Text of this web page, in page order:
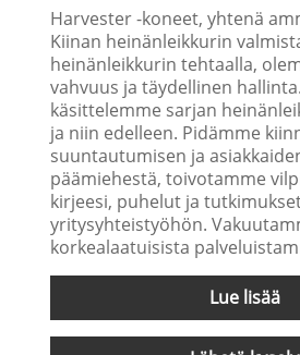
Harvester -koneet, yhtenä
Kiinan heinänleikkurin
heinänleikkurin tehtaalla,
vahvuus ja täydellinen
käsittelemme sarjan
ja niin edelleen. Pidämme
suuntautumisen ja
päämiehestä, toivotamme
kirjeesi, puhelut ja
yritysyhteistyöhön.
korkealaatuisista
Lue lisää